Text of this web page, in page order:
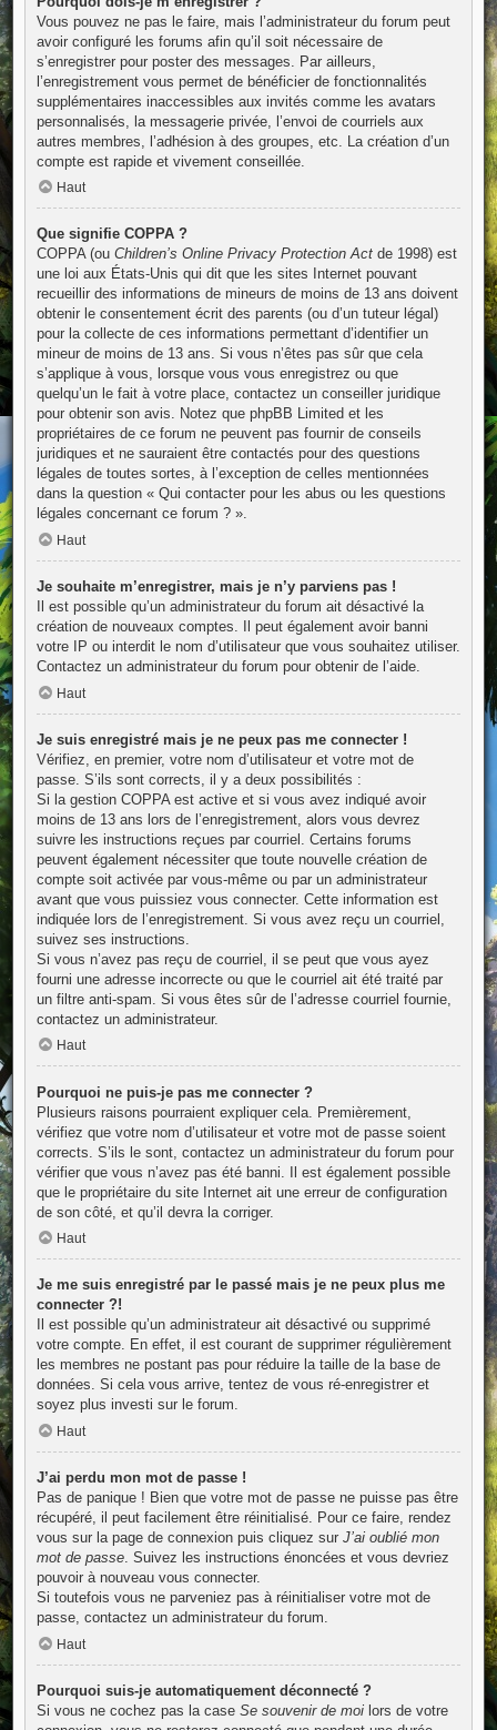
Vous pouvez ne pas le faire, mais l’administrateur du forum peut
avoir configuré les forums afin qu’il soit nécessaire de
s’enregistrer pour poster des messages. Par ailleurs,
l’enregistrement vous permet de bénéficier de fonctionnalités
supplémentaires inaccessibles aux invités comme les avatars
personnalisés, la messagerie privée, l’envoi de courriels aux
autres membres, l’adhésion à des groupes, etc. La création d’un
compte est rapide et vivement conseillée.
Haut
Que signifie COPPA ?
COPPA (ou Children’s Online Privacy Protection Actde 1998) est
une loi aux États-Unis qui dit que les sites Internet pouvant
recueillir des informations de mineurs de moins de 13 ans doivent
obtenir le consentement écrit des parents (ou d’un tuteur légal)
pour la collecte de ces informations permettant d’identifier un
mineur de moins de 13 ans. Si vous n’êtes pas sûr que cela
s’applique à vous, lorsque vous vous enregistrez ou que
quelqu’un le fait à votre place, contactez un conseiller juridique
pour obtenir son avis. Notez que phpBB Limited et les
propriétaires de ce forum ne peuvent pas fournir de conseils
juridiques et ne sauraient être contactés pour des questions
légales de toutes sortes, à l’exception de celles mentionnées
dans la question « Qui contacter pour les abus ou les questions
légales concernant ce forum ? ».
Haut
Je souhaite m’enregistrer, mais je n’y parviens pas !
Il est possible qu’un administrateur du forum ait désactivé la
création de nouveaux comptes. Il peut également avoir banni
votre IP ou interdit le nom d’utilisateur que vous souhaitez utiliser.
Contactez un administrateur du forum pour obtenir de l’aide.
Haut
Je suis enregistré mais je ne peux pas me connecter !
Vérifiez, en premier, votre nom d’utilisateur et votre mot de
passe. S’ils sont corrects, il y a deux possibilités :
Si la gestion COPPA est active et si vous avez indiqué avoir
moins de 13 ans lors de l’enregistrement, alors vous devrez
suivre les instructions reçues par courriel. Certains forums
peuvent également nécessiter que toute nouvelle création de
compte soit activée par vous-même ou par un administrateur
avant que vous puissiez vous connecter. Cette information est
indiquée lors de l’enregistrement. Si vous avez reçu un courriel,
suivez ses instructions.
Si vous n’avez pas reçu de courriel, il se peut que vous ayez
fourni une adresse incorrecte ou que le courriel ait été traité par
un filtre anti-spam. Si vous êtes sûr de l’adresse courriel fournie,
contactez un administrateur.
Haut
Pourquoi ne puis-je pas me connecter ?
Plusieurs raisons pourraient expliquer cela. Premièrement,
vérifiez que votre nom d’utilisateur et votre mot de passe soient
corrects. S’ils le sont, contactez un administrateur du forum pour
vérifier que vous n’avez pas été banni. Il est également possible
que le propriétaire du site Internet ait une erreur de configuration
de son côté, et qu’il devra la corriger.
Haut
Je me suis enregistré par le passé mais je ne peux plus me
connecter ?!
Il est possible qu’un administrateur ait désactivé ou supprimé
votre compte. En effet, il est courant de supprimer régulièrement
les membres ne postant pas pour réduire la taille de la base de
données. Si cela vous arrive, tentez de vous ré-enregistrer et
soyez plus investi sur le forum.
Haut
J’ai perdu mon mot de passe !
Pas de panique ! Bien que votre mot de passe ne puisse pas être
récupéré, il peut facilement être réinitialisé. Pour ce faire, rendez
vous sur la page de connexion puis cliquez sur J’ai oublié mon
mot de passe. Suivez les instructions énoncées et vous devriez
pouvoir à nouveau vous connecter.
Si toutefois vous ne parveniez pas à réinitialiser votre mot de
passe, contactez un administrateur du forum.
Haut
Pourquoi suis-je automatiquement déconnecté ?
Si vous ne cochez pas la case Se souvenir de moilors de votre